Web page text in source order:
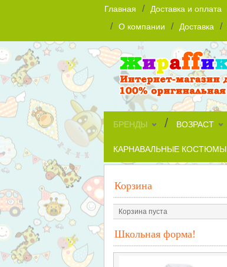
Главная / Доставка и оплата
/ О компании / Доставка /
БРЕНДЫ / ВОЗРАСТ
КАРНАВАЛЬНЫЕ КОСТЮМЫ
Корзина
Корзина пуста
Школьная форма!